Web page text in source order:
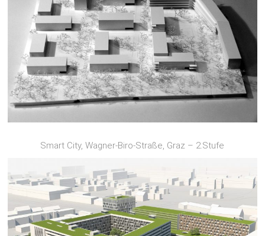
Smart City, Wagner-Biro-Straße, Graz – 2.Stufe